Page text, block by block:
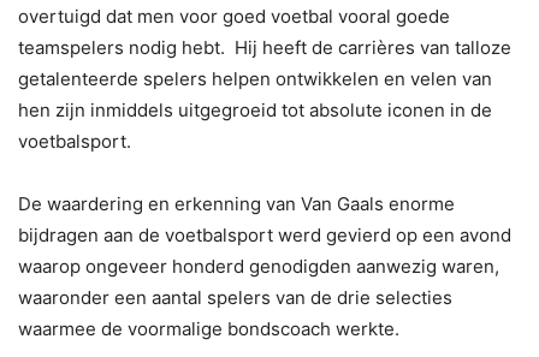
overtuigd dat men voor goed voetbal vooral goede
teamspelers nodig hebt. Hij heeft de carrières van talloze
getalenteerde spelers helpen ontwikkelen en velen van
hen zijn inmiddels uitgegroeid tot absolute iconen in de
voetbalsport.
De waardering en erkenning van Van Gaals enorme
bijdragen aan de voetbalsport werd gevierd op een avond
waarop ongeveer honderd genodigden aanwezig waren,
waaronder een aantal spelers van de drie selecties
waarmee de voormalige bondscoach werkte.